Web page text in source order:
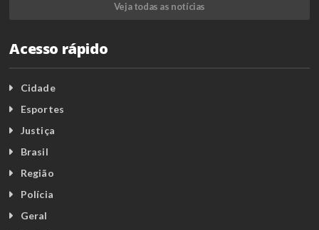
Veja todas as notícias
Acesso rápido
Cidade
Esportes
Justiça
Brasil
Região
Polícia
Geral